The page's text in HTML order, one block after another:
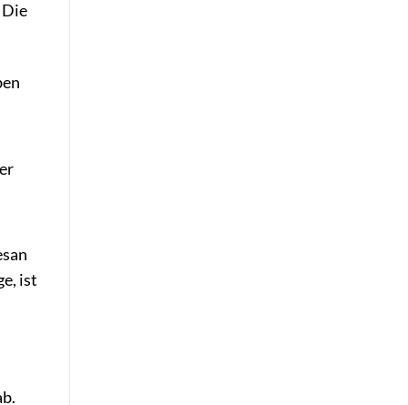
Die
ist